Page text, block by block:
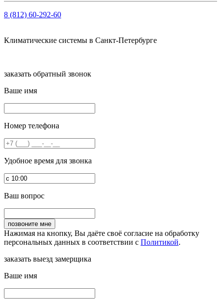
8 (812) 60-292-60
Климатические системы в Санкт-Петербурге
заказать обратный звонок
Ваше имя
Номер телефона
Удобное время для звонка
Ваш вопрос
Нажимая на кнопку, Вы даёте своё согласие на обработку
персональных данных в соответствии с Политикой.
заказать выезд замерщика
Ваше имя